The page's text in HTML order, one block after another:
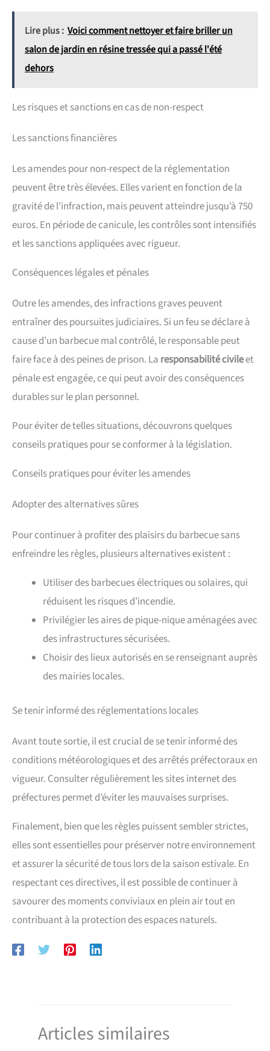
Lire plus : Voici comment nettoyer et faire briller un
salon de jardin en résine tressée qui a passé l'été
dehors
Les risques et sanctions en cas de non-respect
Les sanctions financières
Les amendes pour non-respect de la réglementation
peuvent être très élevées. Elles varient en fonction de la
gravité de l’infraction, mais peuvent atteindre jusqu’à 750
euros. En période de canicule, les contrôles sont intensifiés
et les sanctions appliquées avec rigueur.
Conséquences légales et pénales
Outre les amendes, des infractions graves peuvent
entraîner des poursuites judiciaires. Si un feu se déclare à
cause d’un barbecue mal contrôlé, le responsable peut
faire face à des peines de prison. La responsabilité civileet
pénale est engagée, ce qui peut avoir des conséquences
durables sur le plan personnel.
Pour éviter de telles situations, découvrons quelques
conseils pratiques pour se conformer à la législation.
Conseils pratiques pour éviter les amendes
Adopter des alternatives sûres
Pour continuer à profiter des plaisirs du barbecue sans
enfreindre les règles, plusieurs alternatives existent :
Utiliser des barbecues électriques ou solaires, qui
réduisent les risques d’incendie.
Privilégier les aires de pique-nique aménagées avec
des infrastructures sécurisées.
Choisir des lieux autorisés en se renseignant auprès
des mairies locales.
Se tenir informé des réglementations locales
Avant toute sortie, il est crucial de se tenir informé des
conditions météorologiques et des arrêtés préfectoraux en
vigueur. Consulter régulièrement les sites internet des
préfectures permet d’éviter les mauvaises surprises.
Finalement, bien que les règles puissent sembler strictes,
elles sont essentielles pour préserver notre environnement
et assurer la sécurité de tous lors de la saison estivale. En
respectant ces directives, il est possible de continuer à
savourer des moments conviviaux en plein air tout en
contribuant à la protection des espaces naturels.
Articles similaires